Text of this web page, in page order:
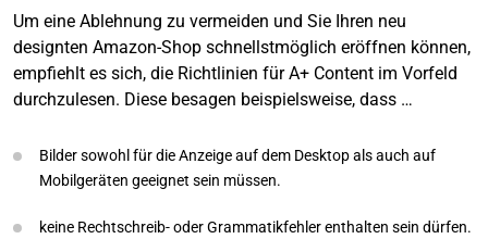
Um eine Ablehnung zu vermeiden und Sie Ihren neu
designten Amazon-Shop schnellstmöglich eröffnen können,
empfiehlt es sich, die Richtlinien für A+ Content im Vorfeld
durchzulesen. Diese besagen beispielsweise, dass …
Bilder sowohl für die Anzeige auf dem Desktop als auch auf
Mobilgeräten geeignet sein müssen.
keine Rechtschreib- oder Grammatikfehler enthalten sein dürfen.